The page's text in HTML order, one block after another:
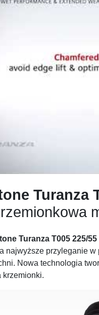
Turanza
Turanza T005 225/55
najwyższe przyleganie
Nowa technologia
krzemionki.